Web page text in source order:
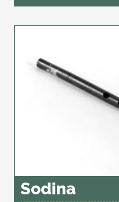
Sodina